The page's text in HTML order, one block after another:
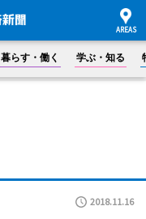
暮らす・働く 学ぶ・知る
2018.11.16